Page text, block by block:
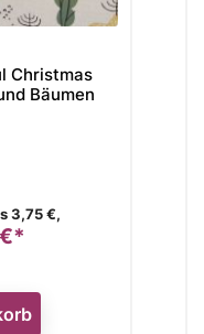
Christmas
Bäumen
3,75 €,